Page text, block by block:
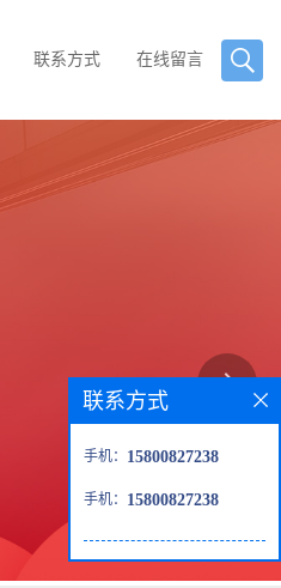
联系方式 在线留言
联系方式
手机： 15800827238
手机： 15800827238